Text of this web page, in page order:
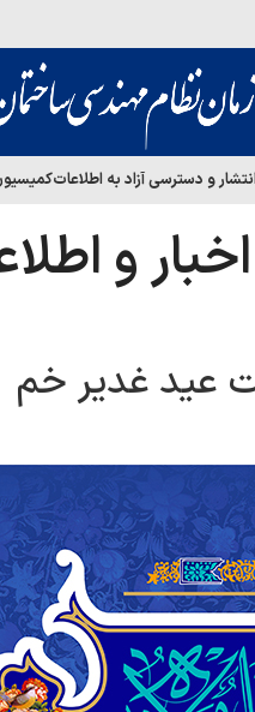
و دسترسی آزاد به اطلاعات
اخبار و
عید غدیر خم